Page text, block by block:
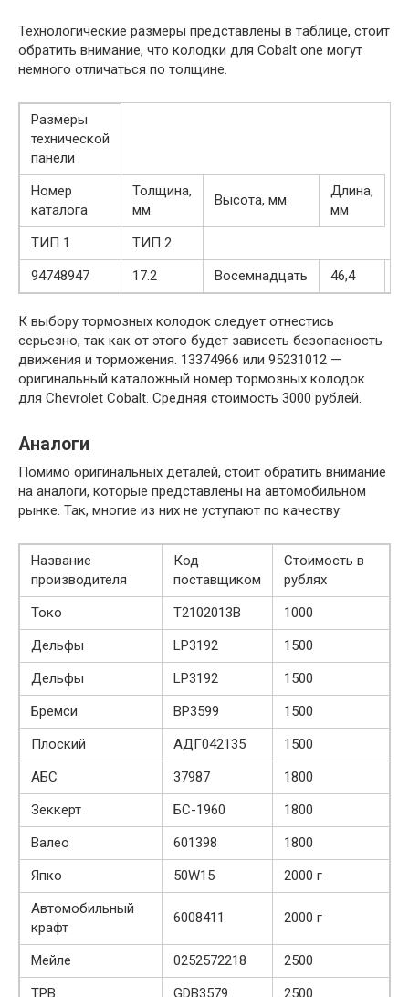
Технологические размеры представлены в таблице, стоит
обратить внимание, что колодки для Cobalt one могут
немного отличаться по толщине.
Размеры
технической
панели
Номер
каталога
Толщина,
мм
Высота, мм
Длина,
мм
ТИП 1
ТИП 2
94748947
17.2 Восемнадцать 46,4
К выбору тормозных колодок следует отнестись
серьезно, так как от этого будет зависеть безопасность
движения и торможения. 13374966 или 95231012 —
оригинальный каталожный номер тормозных колодок
для Chevrolet Cobalt. Средняя стоимость 3000 рублей.
Аналоги
Помимо оригинальных деталей, стоит обратить внимание
на аналоги, которые представлены на автомобильном
рынке. Так, многие из них не уступают по качеству:
Название
производителя
Код
поставщиком
Стоимость в
рублях
Токо
Т2102013В
1000
Дельфы
LP3192
1500
Дельфы
LP3192
1500
Бремси
BP3599
1500
Плоский
АДГ042135
1500
АБС
37987
1800
Зеккерт
БС-1960
1800
Валео
601398
1800
Япко
50W15
2000 г
Автомобильный
крафт
6008411 2000 г
Мейле 0252572218
2500
ТРВ
GDB3579 2500